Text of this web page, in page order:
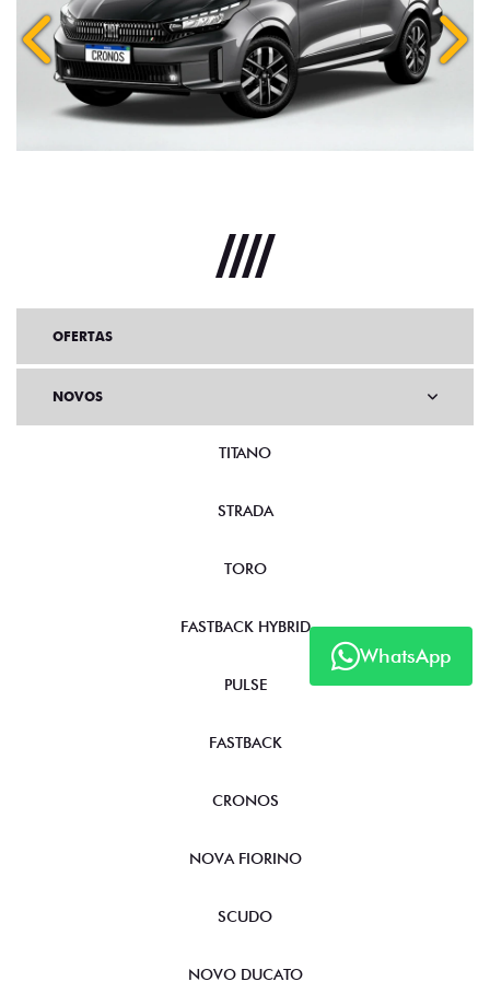
Anterior
WhatsApp
OFERTAS
NOVOS
TITANO
STRADA
TORO
FASTBACK HYBRID
PULSE
FASTBACK
CRONOS
NOVA FIORINO
SCUDO
NOVO DUCATO